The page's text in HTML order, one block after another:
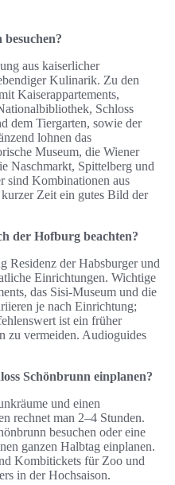
aus kaiserlicher
Kulinarik. Zu den
Kaiserappartements,
Schloss
dem Tiergarten, sowie der
lohnen das
Museum, die Wiener
Naschmarkt, Spittelberg und
sind Kombinationen aus
Zeit ein gutes Bild der
der Hofburg beachten?
Residenz der Habsburger und
Einrichtungen. Wichtige
das Sisi‑Museum und die
je nach Einrichtung;
ist ein früher
zu vermeiden. Audioguides
Schönbrunn einplanen?
und einen
rechnet man 2–4 Stunden.
besuchen oder eine
ganzen Halbtag einplanen.
Kombitickets für Zoo und
in der Hochsaison.